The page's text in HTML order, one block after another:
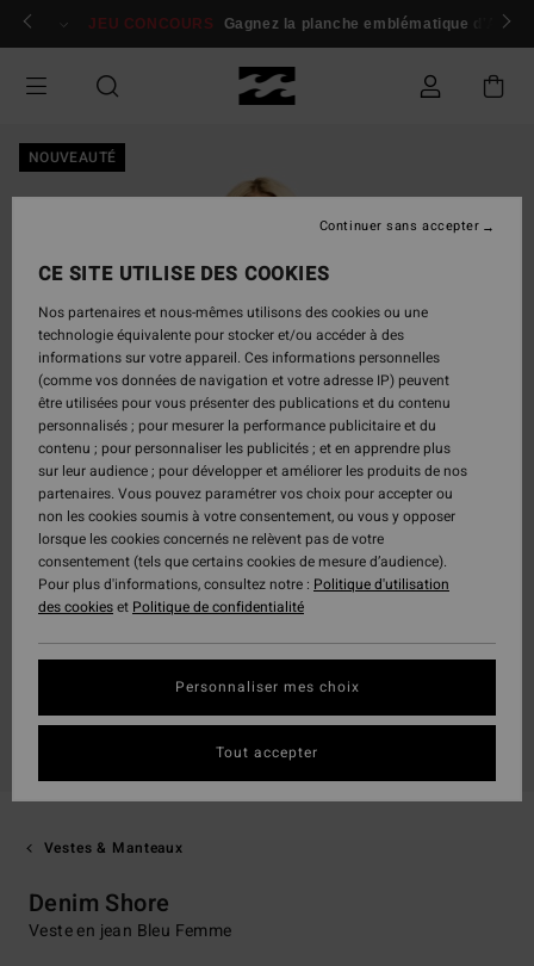
Passer
Se connecter / s'inscrire
JEU CONCOURS Gagnez la planche emblématique d'Andy
NOUVEAUTÉ
Vestes & Manteaux
Denim Shore
Veste en jean Bleu Femme
CE SITE UTILISE DES COOKIES
Nos partenaires et nous-mêmes utilisons des cookies ou une
technologie équivalente pour stocker et/ou accéder à des
informations sur votre appareil. Ces informations personnelles
(comme vos données de navigation et votre adresse IP) peuvent
être utilisées pour vous présenter des publications et du contenu
personnalisés ; pour mesurer la performance publicitaire et du
contenu ; pour personnaliser les publicités ; et en apprendre plus
sur leur audience ; pour développer et améliorer les produits de nos
partenaires. Vous pouvez paramétrer vos choix pour accepter ou
non les cookies soumis à votre consentement, ou vous y opposer
lorsque les cookies concernés ne relèvent pas de votre
consentement (tels que certains cookies de mesure d’audience).
Pour plus d'informations, consultez notre : Politique d'utilisation
des cookieset Politique de confidentialité
Personnaliser mes choix
Continuer sans accepter
Tout accepter